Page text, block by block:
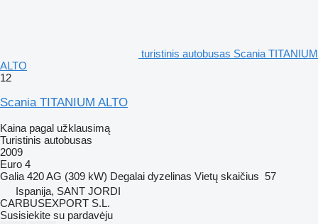
turistinis autobusas Scania TITANIUM
ALTO
12
Scania TITANIUM ALTO
Kaina pagal užklausimą
Turistinis autobusas
2009
Euro 4
Galia 420 AG (309 kW) Degalai dyzelinas Vietų skaičius 57
Ispanija, SANT JORDI
CARBUSEXPORT S.L.
Susisiekite su pardavėju